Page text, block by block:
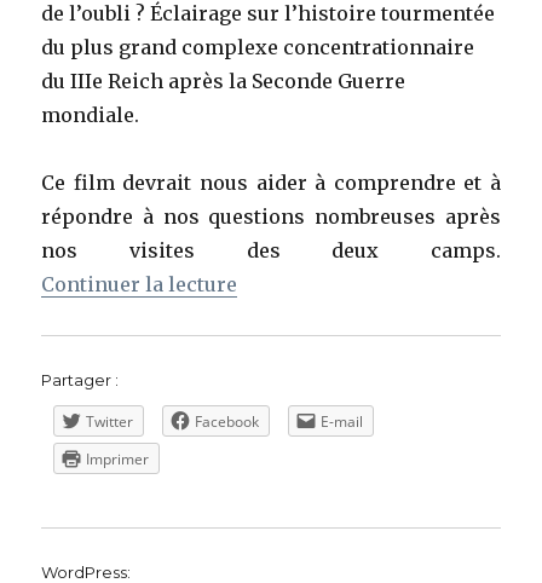
de l’oubli ? Éclairage sur l’histoire tourmentée
du plus grand complexe concentrationnaire
du IIIe Reich après la Seconde Guerre
mondiale.
Ce film devrait nous aider à comprendre et à
répondre à nos questions nombreuses après
nos visites des deux camps.
Continuer la lecture
Partager :
Twitter Facebook
E-mail
Imprimer
WordPress: